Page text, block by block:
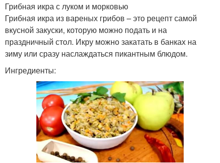
Грибная икра с луком и морковью
Грибная икра из вареных грибов – это рецепт самой
вкусной закуски, которую можно подать и на
праздничный стол. Икру можно закатать в банках на
зиму или сразу наслаждаться пикантным блюдом.
Ингредиенты: